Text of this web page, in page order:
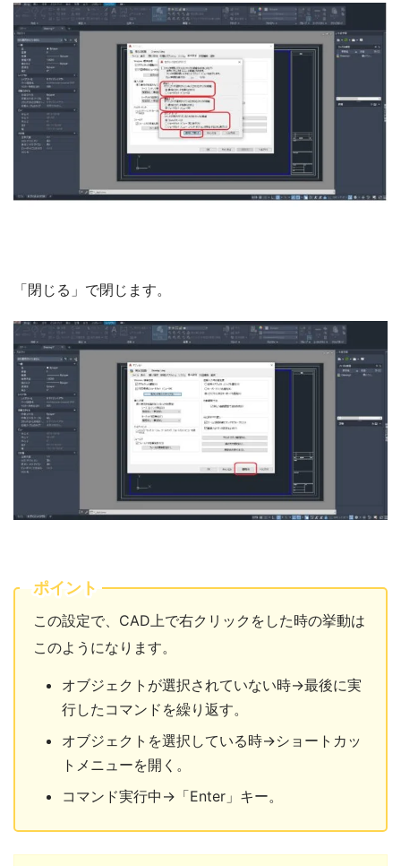
「閉じる」で閉じます。
ポイント
この設定で、CAD上で右クリックをした時の挙動は
このようになります。
オブジェクトが選択されていない時→最後に実
行したコマンドを繰り返す。
オブジェクトを選択している時→ショートカッ
トメニューを開く。
コマンド実行中→「Enter」キー。